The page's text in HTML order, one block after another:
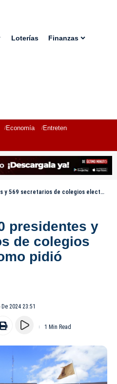
Loterías Finanzas
Economía Entretenimiento
de colegios electorales, como pidió oposición
presidentes y
de colegios
pidió
2024 23:51
1 Min Read